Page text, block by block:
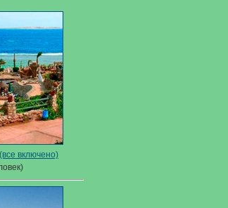
включено)